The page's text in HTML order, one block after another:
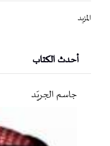
المزيد
أحدث الكتاب
جاسم الجريّد